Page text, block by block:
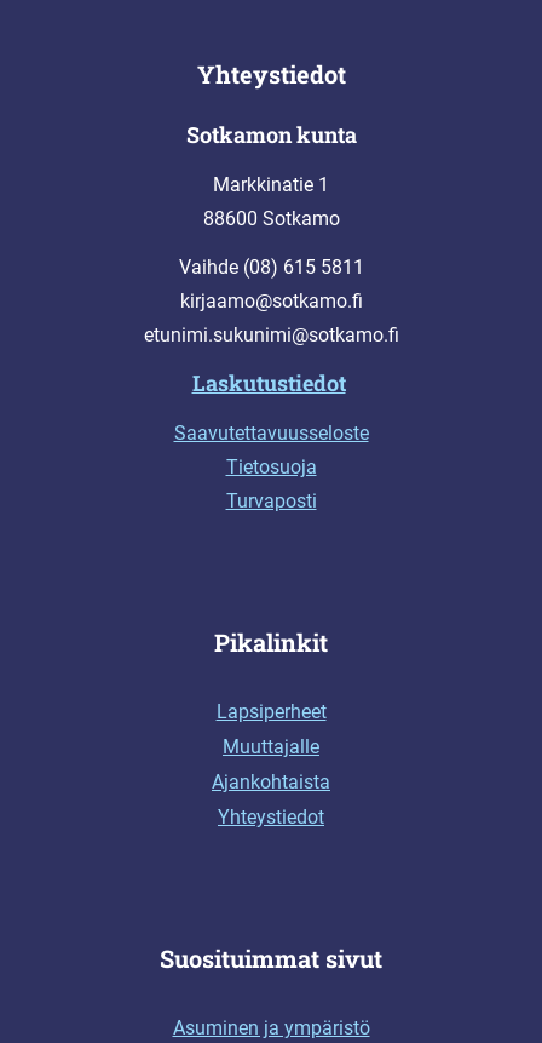
Yhteystiedot
Sotkamon kunta
Markkinatie 1
88600 Sotkamo
Vaihde (08) 615 5811
kirjaamo@sotkamo.fi
etunimi.sukunimi@sotkamo.fi
Laskutustiedot
Saavutettavuusseloste
Tietosuoja
Turvaposti
Pikalinkit
Lapsiperheet
Muuttajalle
Ajankohtaista
Yhteystiedot
Suosituimmat sivut
Asuminen ja ympäristö